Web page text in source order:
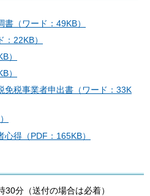
（ワード：49KB）
22KB）
）
）
免税事業者申出書（ワード：33K
得（PDF：165KB）
分（送付の場合は必着）